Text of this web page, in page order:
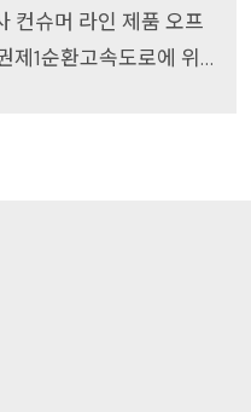
컨슈머 라인 제품 오프
제1순환고속도로에 위